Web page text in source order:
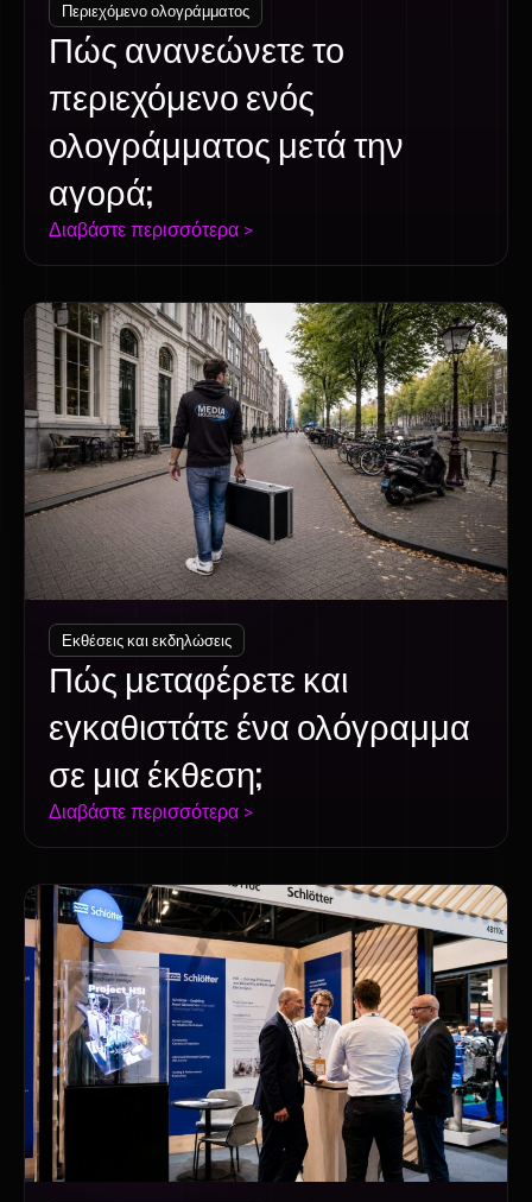
Περιεχόμενο ολογράμματος
Πώς ανανεώνετε το
περιεχόμενο ενός
ολογράμματος μετά την
αγορά;
Διαβάστε περισσότερα >
Εκθέσεις και εκδηλώσεις
Πώς μεταφέρετε και
εγκαθιστάτε ένα ολόγραμμα
σε μια έκθεση;
Διαβάστε περισσότερα >